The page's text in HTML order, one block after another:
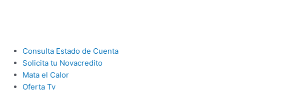
Main
Menu
Consulta Estado de Cuenta
Solicita tu Novacredito
Mata el Calor
Oferta Tv